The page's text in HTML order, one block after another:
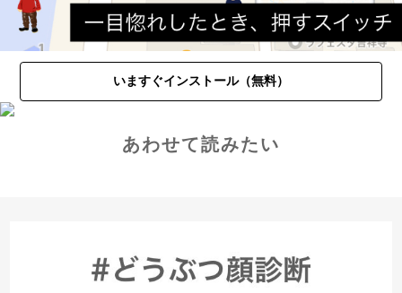
いますぐインストール（無料）
あわせて読みたい